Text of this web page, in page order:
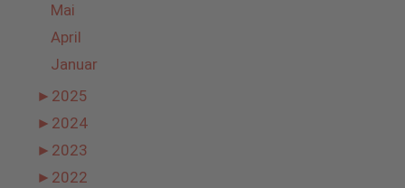
Mai
April
Januar
► 2025
► 2024
► 2023
► 2022